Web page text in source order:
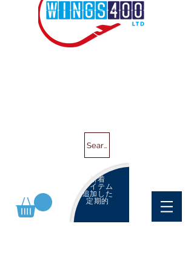
Search
新着
アイテム
追加した
定期的